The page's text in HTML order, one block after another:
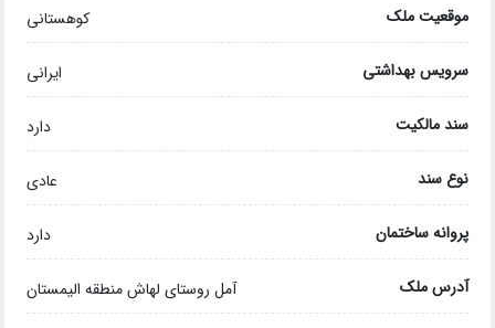
موقعیت ملک کوهستانی
سرویس بهداشتی ایرانی
سند مالکیت دارد
نوع سند عادی
پروانه ساختمان دارد
آدرس ملک آمل روستای لهاش منطقه الیمستان